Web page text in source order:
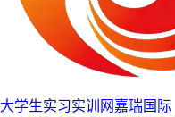
大学生实习实训网嘉瑞国际